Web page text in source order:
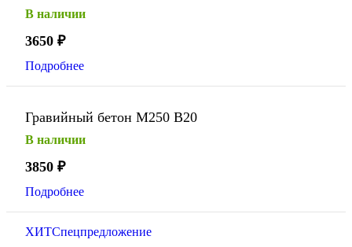
В наличии
3650 ₽
Подробнее
Гравийный бетон М250 В20
В наличии
3850 ₽
Подробнее
ХИТСпецпредложение